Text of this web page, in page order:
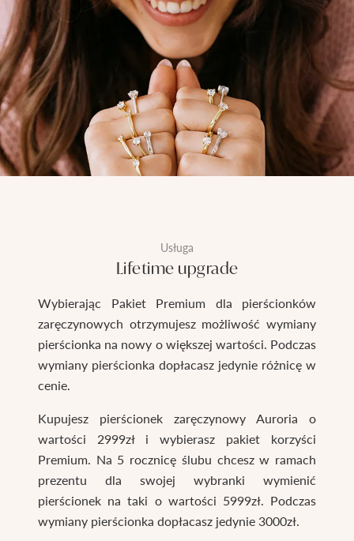
Usługa
Lifetime upgrade
Wybierając Pakiet Premium dla pierścionków
zaręczynowych otrzymujesz możliwość wymiany
pierścionka na nowy o większej wartości. Podczas
wymiany pierścionka dopłacasz jedynie różnicę w
cenie.
Kupujesz pierścionek zaręczynowy Auroria o
wartości 2999zł i wybierasz pakiet korzyści
Premium. Na 5 rocznicę ślubu chcesz w ramach
prezentu dla swojej wybranki wymienić
pierścionek na taki o wartości 5999zł. Podczas
wymiany pierścionka dopłacasz jedynie 3000zł.